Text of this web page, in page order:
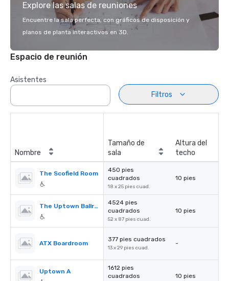
Explore las salas de reuniones
Encuentre la sala perfecta, con gráficos de disposición y
planos de planta interactivos en 3D.
Espacio de reunión
Asistentes
Filtros
Nombre
Tamaño de
sala
Altura del
techo
The Scofield Room
450 pies
cuadrados
18 x 25 pies cuad.
10 pies
The Uptown Ballroom
4524 pies
cuadrados
52 x 87 pies cuad.
10 pies
ATX Boardroom
377 pies cuadrados
13 x 29 pies cuad.
-
Uptown A
1612 pies
cuadrados
10 pies